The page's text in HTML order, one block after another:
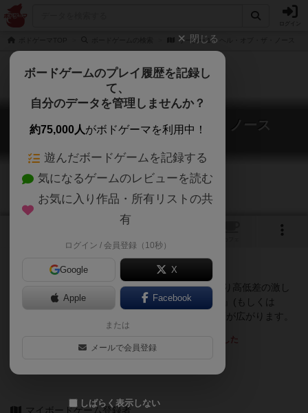
リーダー１：ヘル・オブ・ザ・ノース
リーダー１：ヘル・オブ・ザ・ノース
Leader 1: Hell of the North
『Leader 1』のコースタイルを差し替えて、より高低差の激し
いコースを作るようにした改訂版。『Giro d'Italia』(もしくは
『Leader 1』)と組み合わせれば、コース製作の幅が広がります。
最も読まれているレビューを表示しました
投稿者：
マイボードゲーム登録者
閉じる
ボードゲームのプレイ履歴を記録し
て、
自分のデータを管理しませんか？
約75,000人がボドゲーマを利用中！
遊んだボードゲームを記録する
気になるゲームのレビューを読む
お気に入り作品・所有リストの共
有
ログイン / 会員登録（10秒）
Google X
Apple Facebook
または
メールで会員登録
しばらく表示しない